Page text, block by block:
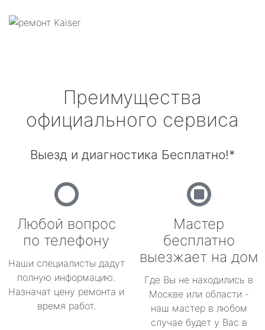
Преимущества
официального сервиса
Выезд и диагностика Бесплатно!*
Любой вопрос
по телефону
Наши специалисты дадут
полную информацию.
Назначат цену ремонта и
время работ.
Мастер
бесплатно
выезжает на дом
Где Вы не находились в
Москве или области -
наш мастер в любом
случае будет у Вас в